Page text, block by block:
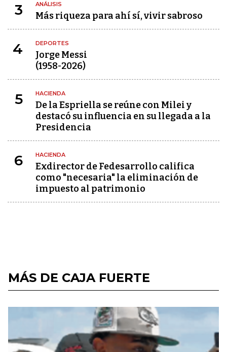
3 ANÁLISIS
Más riqueza para ahí sí, vivir sabroso
4 DEPORTES
Jorge Messi
(1958-2026)
5 HACIENDA
De la Espriella se reúne con Milei y
destacó su influencia en su llegada a la
Presidencia
6 HACIENDA
Exdirector de Fedesarrollo califica
como "necesaria" la eliminación de
impuesto al patrimonio
MÁS DE CAJA FUERTE